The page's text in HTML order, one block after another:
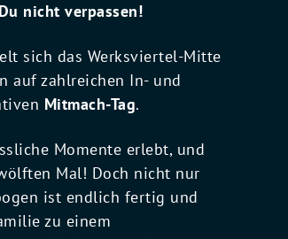
nicht verpassen!
sich das Werksviertel-Mitte
auf zahlreichen In- und
Mitmach-Tag.
Momente erlebt, und
Mal! Doch nicht nur
ist endlich fertig und
zu einem